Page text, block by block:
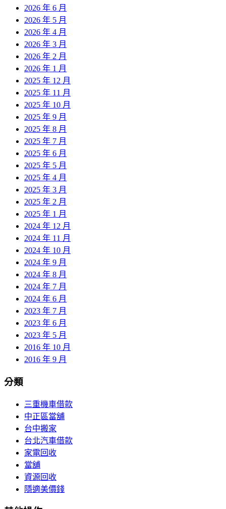
2026 年 6 月
2026 年 5 月
2026 年 4 月
2026 年 3 月
2026 年 2 月
2026 年 1 月
2025 年 12 月
2025 年 11 月
2025 年 10 月
2025 年 9 月
2025 年 8 月
2025 年 7 月
2025 年 6 月
2025 年 5 月
2025 年 4 月
2025 年 3 月
2025 年 2 月
2025 年 1 月
2024 年 12 月
2024 年 11 月
2024 年 10 月
2024 年 9 月
2024 年 8 月
2024 年 7 月
2024 年 6 月
2023 年 7 月
2023 年 6 月
2023 年 5 月
2016 年 10 月
2016 年 9 月
分類
三重機車借款
中正區當舖
台中搬家
台北汽車借款
家電回收
當舖
資源回收
隱適美價錢